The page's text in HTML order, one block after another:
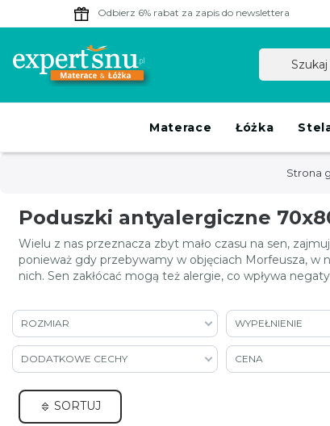
Odbierz 6% rabat za zapis do newslettera
Materace Łóżka
Strona
Poduszki antyalergiczne
Wielu z nas przeznacza zbyt mało czasu na sen,
ponieważ gdy przebywamy w objęciach Morfeusza, w
nich. Sen zakłócać mogą też alergie, co wpływa
ROZMIAR WYPEŁNIENIE
DODATKOWE CECHY CENA
SORTUJ